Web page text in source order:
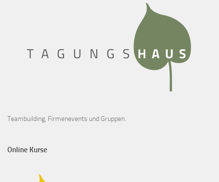
Teambuilding, Firmenevents und Gruppen.
Online Kurse